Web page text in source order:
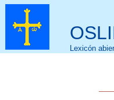
Lexicón